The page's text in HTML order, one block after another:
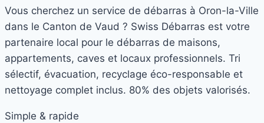
Vous cherchez un service de débarras à Oron-la-Ville
dans le Canton de Vaud ? Swiss Débarras est votre
partenaire local pour le débarras de maisons,
appartements, caves et locaux professionnels. Tri
sélectif, évacuation, recyclage éco-responsable et
nettoyage complet inclus. 80% des objets valorisés.
Simple & rapide